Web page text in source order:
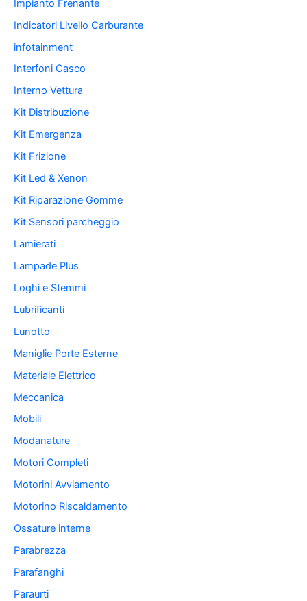
Impianto Frenante
Indicatori Livello Carburante
infotainment
Interfoni Casco
Interno Vettura
Kit Distribuzione
Kit Emergenza
Kit Frizione
Kit Led & Xenon
Kit Riparazione Gomme
Kit Sensori parcheggio
Lamierati
Lampade Plus
Loghi e Stemmi
Lubrificanti
Lunotto
Maniglie Porte Esterne
Materiale Elettrico
Meccanica
Mobili
Modanature
Motori Completi
Motorini Avviamento
Motorino Riscaldamento
Ossature interne
Parabrezza
Parafanghi
Paraurti